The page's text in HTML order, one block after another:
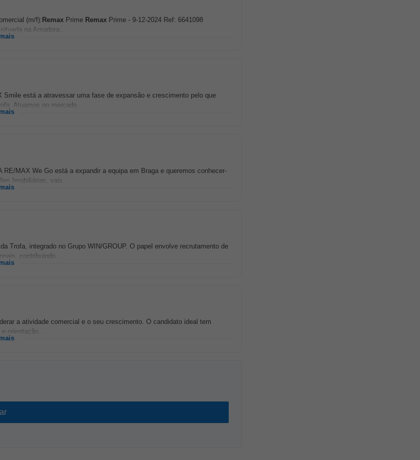
(m/f): Remax Prime Remax Prime - 9-12-2024 Ref: 6641098
na Amadora...
Smile está a atravessar uma fase de expansão e crescimento pelo que
Atuamos no mercado...
MAX We Go está a expandir a equipa em Braga e queremos conhecer-
Imobiliárias, vais...
Trofa, integrado no Grupo WIN/GROUP. O papel envolve recrutamento de
contribuindo...
a atividade comercial e o seu crescimento. O candidato ideal tem
orientação...